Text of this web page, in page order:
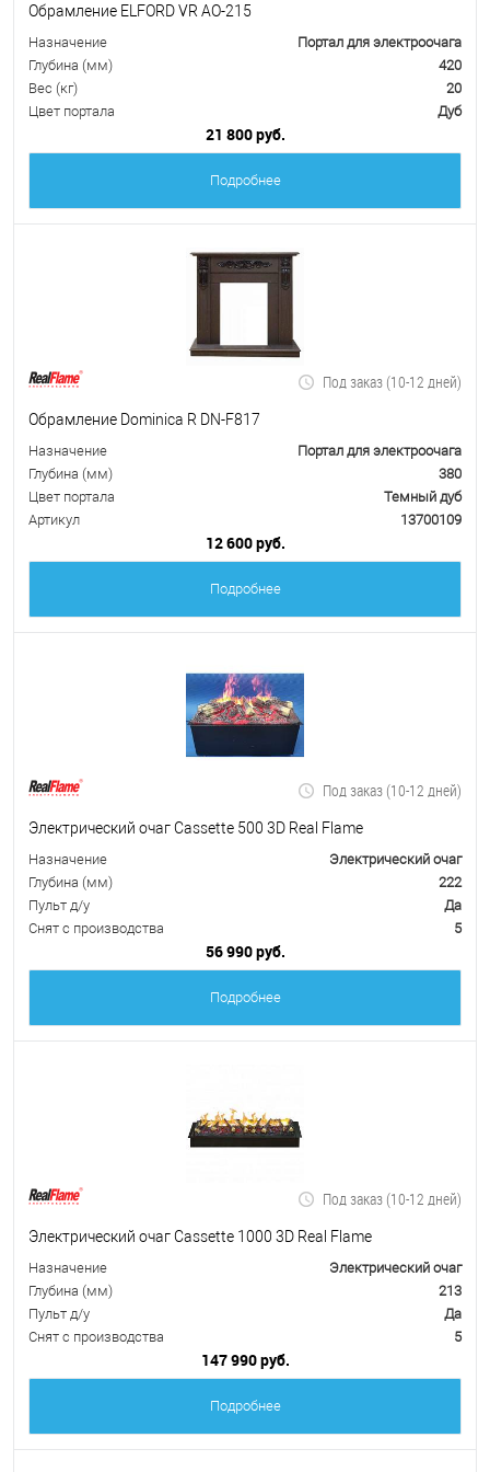
Обрамление ELFORD VR AO-215
Назначение
Портал для электроочага
Глубина (мм)
420
Вес (кг)
20
Цвет портала
Дуб
21 800 руб.
Подробнее
Под заказ (10-12 дней)
Обрамление Dominica R DN-F817
Назначение
Портал для электроочага
Глубина (мм)
380
Цвет портала
Темный дуб
Артикул
13700109
12 600 руб.
Подробнее
Под заказ (10-12 дней)
Электрический очаг Cassette 500 3D Real Flame
Назначение
Электрический очаг
Глубина (мм)
222
Пульт д/у
Да
Снят с производства
5
56 990 руб.
Подробнее
Под заказ (10-12 дней)
Электрический очаг Cassette 1000 3D Real Flame
Назначение
Электрический очаг
Глубина (мм)
213
Пульт д/у
Да
Снят с производства
5
147 990 руб.
Подробнее